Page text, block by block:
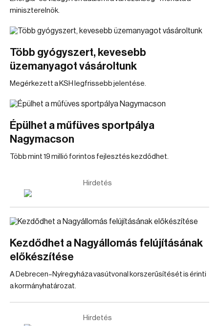
miniszterelnök.
Több gyógyszert, kevesebb
üzemanyagot vásároltunk
Megérkezett a KSH legfrissebb jelentése.
Épülhet a műfüves sportpálya
Nagymacson
Több mint 19 millió forintos fejlesztés kezdődhet.
Hirdetés
Kezdődhet a Nagyállomás felújításának
előkészítése
A Debrecen–Nyíregyháza vasútvonal korszerűsítését is érinti
a kormányhatározat.
Hirdetés